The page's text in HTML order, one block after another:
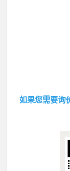
如果您需要询